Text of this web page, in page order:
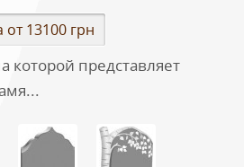
13100 грн
которой представляет